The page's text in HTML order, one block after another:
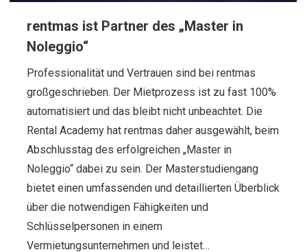
rentmas ist Partner des „Master in
Noleggio“
Professionalität und Vertrauen sind bei rentmas
großgeschrieben. Der Mietprozess ist zu fast 100%
automatisiert und das bleibt nicht unbeachtet. Die
Rental Academy hat rentmas daher ausgewählt, beim
Abschlusstag des erfolgreichen „Master in
Noleggio“ dabei zu sein. Der Masterstudiengang
bietet einen umfassenden und detaillierten Überblick
über die notwendigen Fähigkeiten und
Schlüsselpersonen in einem
Vermietungsunternehmen und leistet…